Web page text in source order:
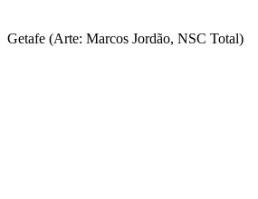
Getafe (Arte: Marcos Jordão, NSC Total)